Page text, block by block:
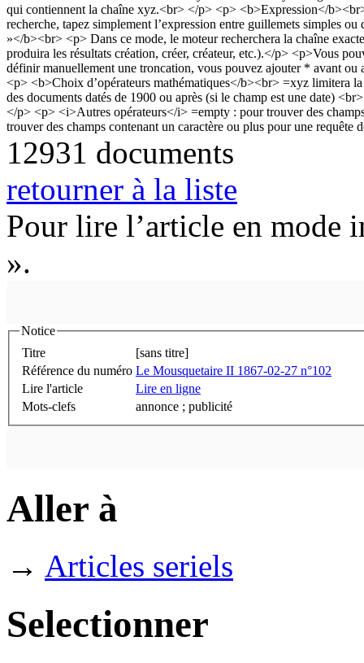
12931 documents
retourner à la liste
Pour lire l’article en mode
».
Notice
Titre
[sans titre]
Référence du numéro Le Mousquetaire II 1867-02-27 n°102
Lire l'article
Lire en ligne
Mots-clefs
annonce ; publicité
Aller à
→ Articles seriels
Selectionner